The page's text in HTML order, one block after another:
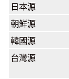
日本源
朝鮮源
韓國源
台灣源